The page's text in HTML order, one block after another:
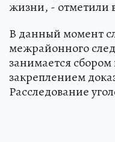
жизни, - отметили
В данный момент
межрайонного
занимается
закреплением
Расследование